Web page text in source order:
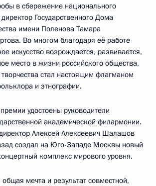
в сбережение национального
Государственного Дома
имени Поленова Тамара
Во многом благодаря её работе
искусство возрождается, развивается,
место в жизни российского общества,
стал настоящим флагманом
и этнографии.
удостоены руководители
академической филармонии.
Алексей Алексеевич Шалашов
создал на Юго-Западе Москвы новый
комплекс мирового уровня.
мечта и результат совместной,